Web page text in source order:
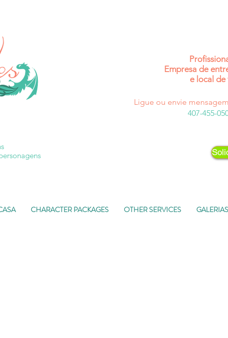
Empresa de
e local
Ligue ou envie
407-455-
CHARACTER PACKAGES OTHER SERVICES GALERIAS